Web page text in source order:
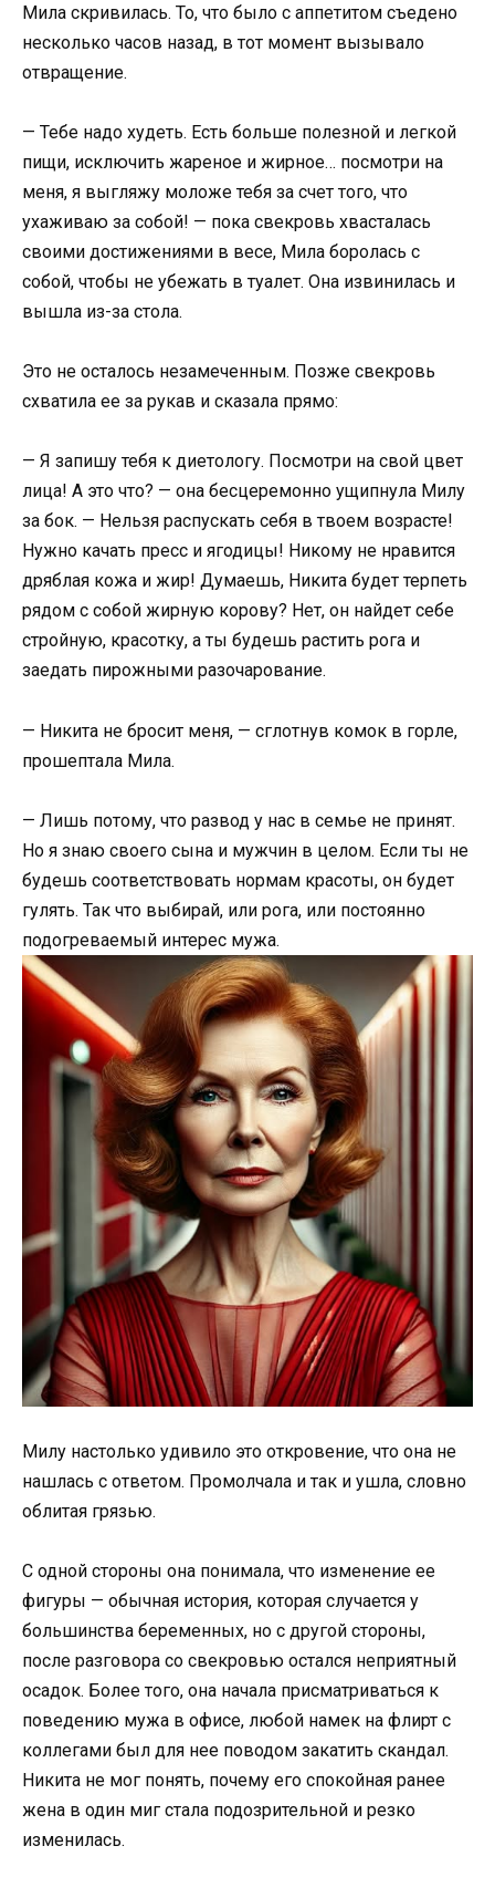
Мила скривилась. То, что было с аппетитом съедено
несколько часов назад, в тот момент вызывало
отвращение.
— Тебе надо худеть. Есть больше полезной и легкой
пищи, исключить жареное и жирное… посмотри на
меня, я выгляжу моложе тебя за счет того, что
ухаживаю за собой! — пока свекровь хвасталась
своими достижениями в весе, Мила боролась с
собой, чтобы не убежать в туалет. Она извинилась и
вышла из-за стола.
Это не осталось незамеченным. Позже свекровь
схватила ее за рукав и сказала прямо:
— Я запишу тебя к диетологу. Посмотри на свой цвет
лица! А это что? — она бесцеремонно ущипнула Милу
за бок. — Нельзя распускать себя в твоем возрасте!
Нужно качать пресс и ягодицы! Никому не нравится
дряблая кожа и жир! Думаешь, Никита будет терпеть
рядом с собой жирную корову? Нет, он найдет себе
стройную, красотку, а ты будешь растить рога и
заедать пирожными разочарование.
— Никита не бросит меня, — сглотнув комок в горле,
прошептала Мила.
— Лишь потому, что развод у нас в семье не принят.
Но я знаю своего сына и мужчин в целом. Если ты не
будешь соответствовать нормам красоты, он будет
гулять. Так что выбирай, или рога, или постоянно
подогреваемый интерес мужа.
Милу настолько удивило это откровение, что она не
нашлась с ответом. Промолчала и так и ушла, словно
облитая грязью.
С одной стороны она понимала, что изменение ее
фигуры — обычная история, которая случается у
большинства беременных, но с другой стороны,
после разговора со свекровью остался неприятный
осадок. Более того, она начала присматриваться к
поведению мужа в офисе, любой намек на флирт с
коллегами был для нее поводом закатить скандал.
Никита не мог понять, почему его спокойная ранее
жена в один миг стала подозрительной и резко
изменилась.